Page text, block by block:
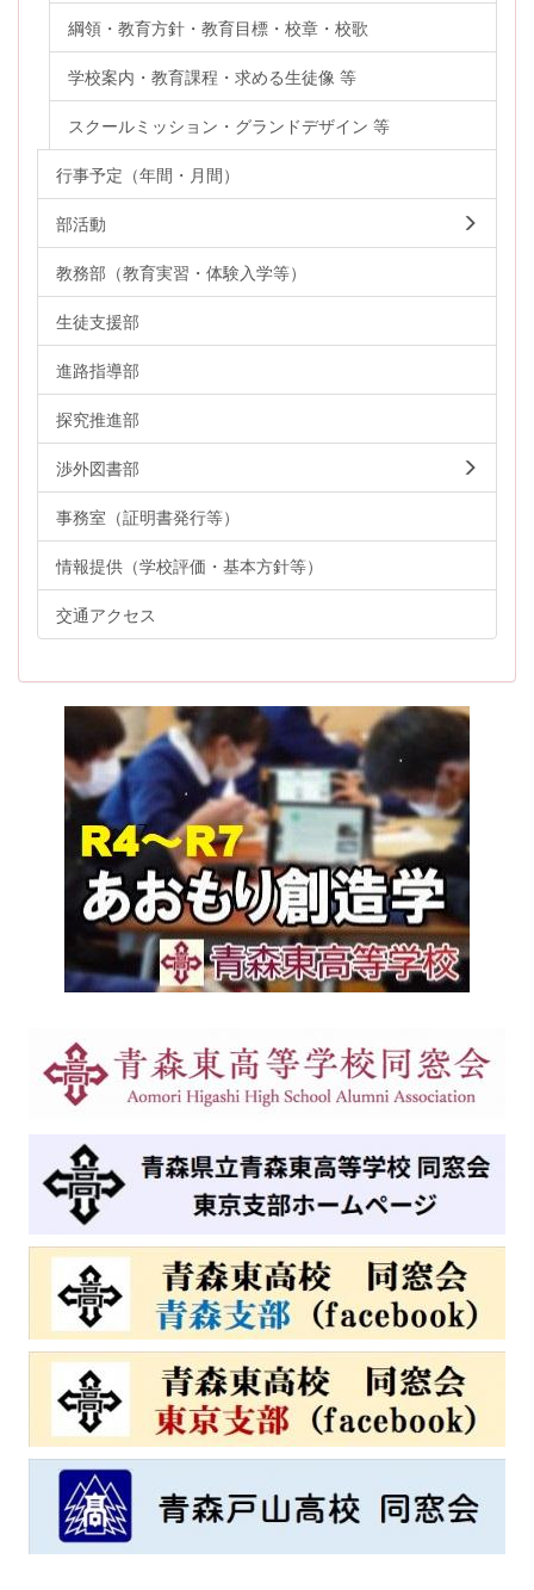
綱領・教育方針・教育目標・校章・校歌
学校案内・教育課程・求める生徒像 等
スクールミッション・グランドデザイン 等
行事予定（年間・月間）
部活動
教務部（教育実習・体験入学等）
生徒支援部
進路指導部
探究推進部
渉外図書部
事務室（証明書発行等）
情報提供（学校評価・基本方針等）
交通アクセス